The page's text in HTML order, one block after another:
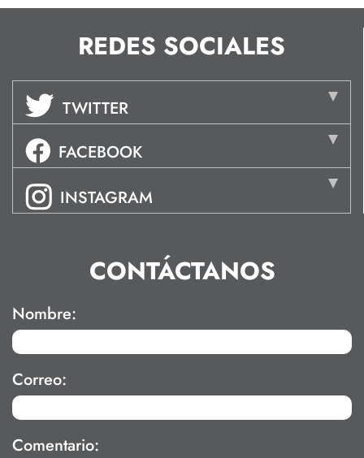
REDES SOCIALES
TWITTER
FACEBOOK
INSTAGRAM
CONTÁCTANOS
Nombre:
Correo:
Comentario: